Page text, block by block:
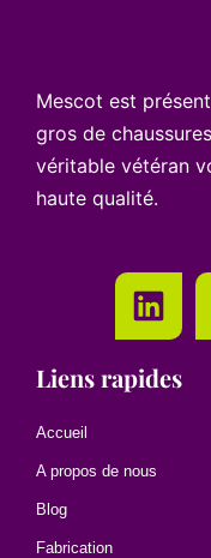
Mescot est
gros de
véritable vétéran
haute qualité.
Liens rapides
Accueil
A propos de nous
Blog
Fabrication